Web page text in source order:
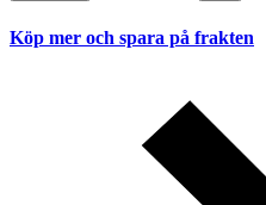
Köp mer och spara på frakten